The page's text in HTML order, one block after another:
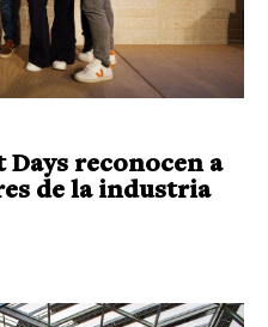
Days reconocen a
de la industria